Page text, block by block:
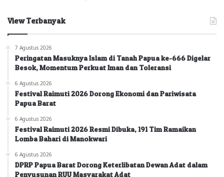
View Terbanyak
7 Agustus 2026
Peringatan Masuknya Islam di Tanah Papua ke-666 Digelar
Besok, Momentum Perkuat Iman dan Toleransi
6 Agustus 2026
Festival Raimuti 2026 Dorong Ekonomi dan Pariwisata
Papua Barat
6 Agustus 2026
Festival Raimuti 2026 Resmi Dibuka, 191 Tim Ramaikan
Lomba Bahari di Manokwari
6 Agustus 2026
DPRP Papua Barat Dorong Keterlibatan Dewan Adat dalam
Penyusunan RUU Masyarakat Adat